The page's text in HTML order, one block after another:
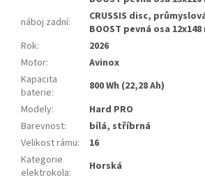
náboj zadní:
CRUSSIS disc,
BOOST pevná osa 12x148
Rok:
2026
Motor:
Avinox
Kapacita
baterie:
800 Wh (22,28 Ah)
Modely:
Hard PRO
Barevnost:
bílá, stříbrná
Velikost rámu:
16
Kategorie
elektrokola: Horská